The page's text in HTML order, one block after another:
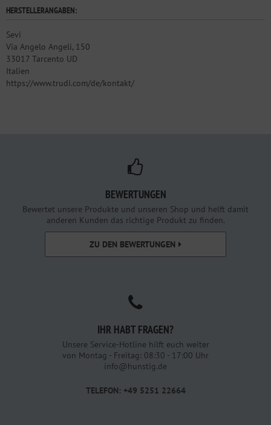
HERSTELLERANGABEN:
Sevi
Via Angelo Angeli, 150
33017 Tarcento UD
Italien
https://www.trudi.com/de/kontakt/
BEWERTUNGEN
Bewertet unsere Produkte und unseren Shop und helft damit
anderen Kunden das richtige Produkt zu finden.
ZU DEN BEWERTUNGEN
IHR HABT FRAGEN?
Unsere Service-Hotline hilft euch weiter
von Montag - Freitag: 08:30 - 17:00 Uhr
info@hunstig.de
TELEFON: +49 5251 22664